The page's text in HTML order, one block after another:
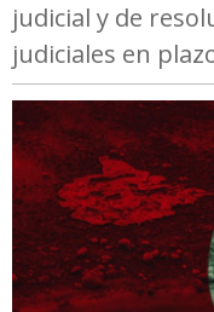
judicial y de
judiciales en